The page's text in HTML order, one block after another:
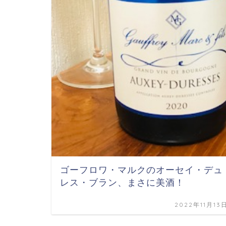
ゴーフロワ・マルクのオーセイ・デュ
レス・ブラン、まさに美酒！
2022年11月13